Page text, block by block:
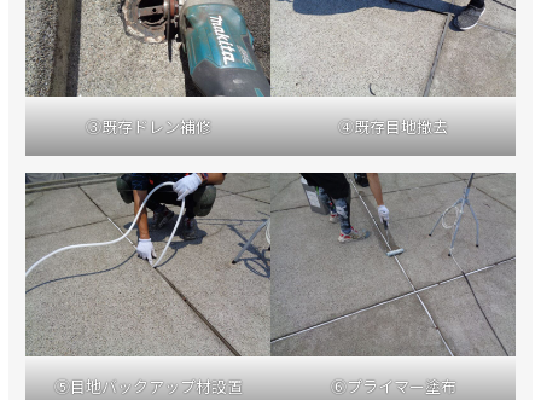
③既存ドレン補修 ④既存目地撤去
⑤目地バックアップ材設置 ⑥プライマー塗布